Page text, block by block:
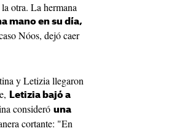
otra. La hermana
mano en su día,
Nóos, dejó caer
y Letizia llegaron
Letizia bajó a
consideró una
cortante: "En